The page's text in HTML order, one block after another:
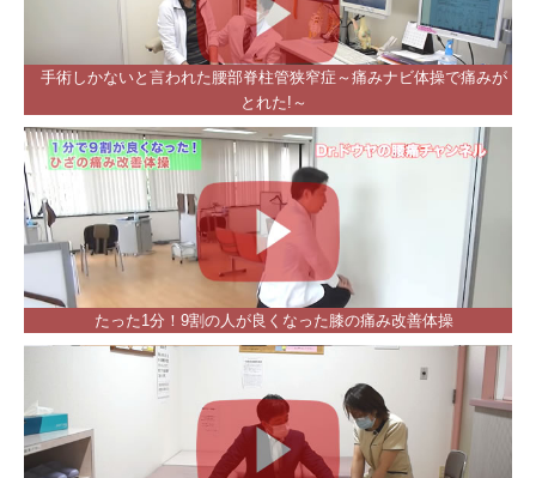
手術しかないと言われた腰部脊柱管狭窄症～痛みナビ体操で痛みが
とれた!～
たった1分！9割の人が良くなった膝の痛み改善体操